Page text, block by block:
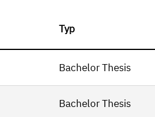
Typ
Bachelor Thesis
Bachelor Thesis